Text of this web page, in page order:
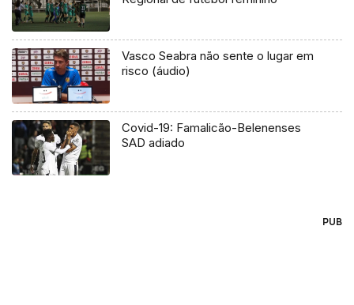
Vasco Seabra não sente o lugar em
risco (áudio)
Covid-19: Famalicão-Belenenses
SAD adiado
PUB